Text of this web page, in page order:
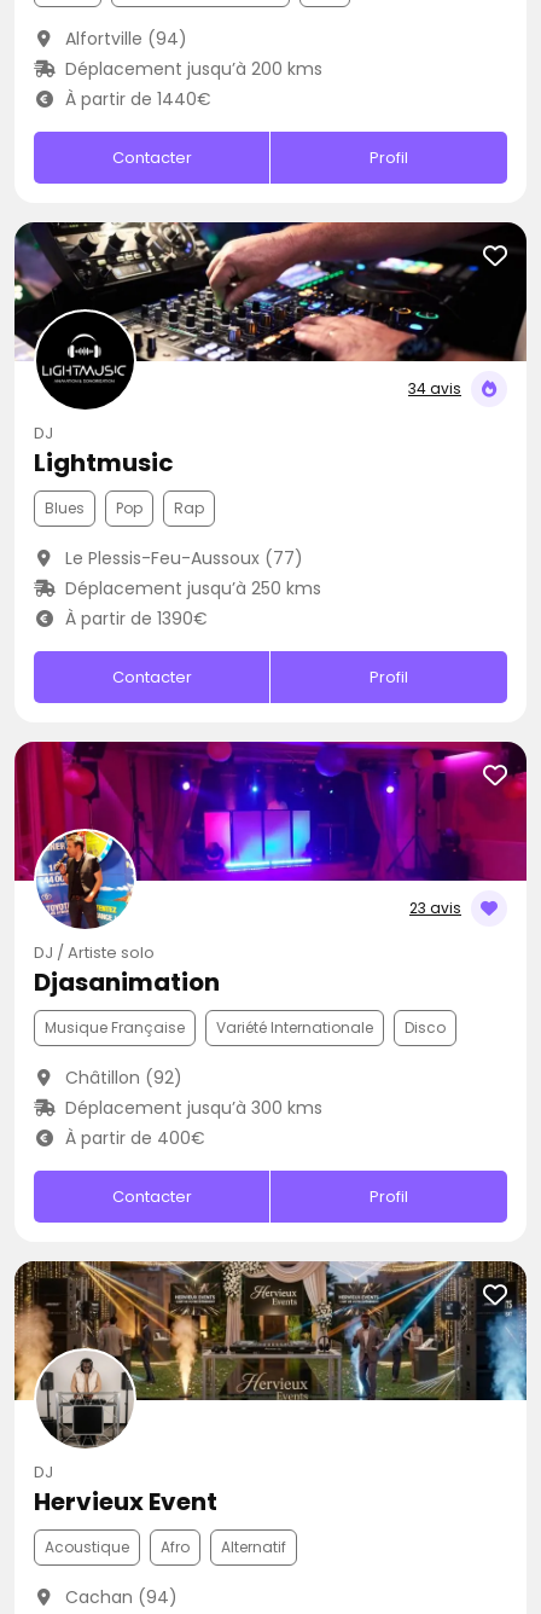
Alfortville (94)
Déplacement jusqu’à 200 kms
À partir de 1440€
Contacter Profil
34 avis
DJ
Lightmusic
Blues Pop Rap
Le Plessis-Feu-Aussoux (77)
Déplacement jusqu’à 250 kms
À partir de 1390€
Contacter Profil
23 avis
DJ / Artiste solo
Djasanimation
Musique Française Variété Internationale Disco
Châtillon (92)
Déplacement jusqu’à 300 kms
À partir de 400€
Contacter Profil
DJ
Hervieux Event
Acoustique Afro Alternatif
Cachan (94)